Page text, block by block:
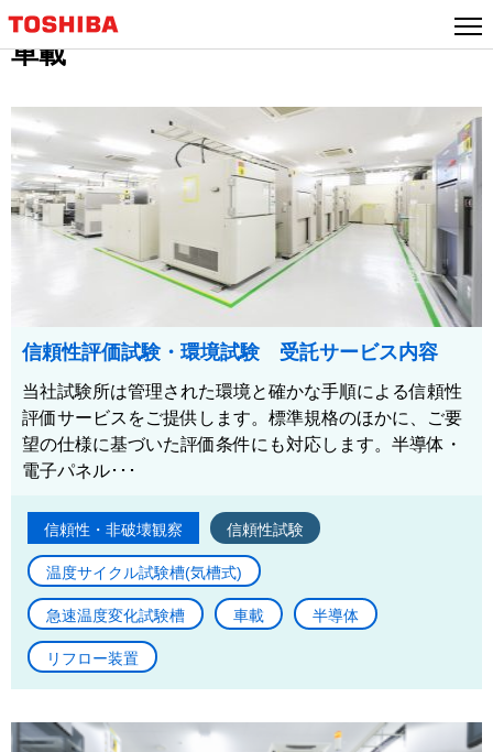
車載
信頼性評価試験・環境試験 受託サービス内容
当社試験所は管理された環境と確かな手順による信頼性
評価サービスをご提供します。標準規格のほかに、ご要
望の仕様に基づいた評価条件にも対応します。半導体・
電子パネル･･･
信頼性・非破壊観察 信頼性試験
温度サイクル試験槽(気槽式)
急速温度変化試験槽 車載 半導体
リフロー装置